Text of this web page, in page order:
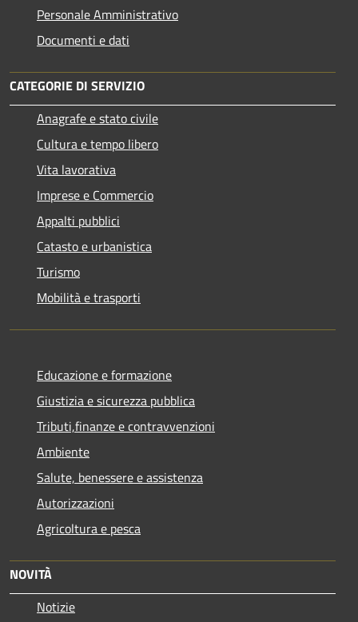
Personale Amministrativo
Documenti e dati
CATEGORIE DI SERVIZIO
Anagrafe e stato civile
Cultura e tempo libero
Vita lavorativa
Imprese e Commercio
Appalti pubblici
Catasto e urbanistica
Turismo
Mobilità e trasporti
Educazione e formazione
Giustizia e sicurezza pubblica
Tributi,finanze e contravvenzioni
Ambiente
Salute, benessere e assistenza
Autorizzazioni
Agricoltura e pesca
NOVITÀ
Notizie